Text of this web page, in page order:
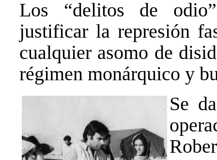
Los “delitos de
justificar la represión
cualquier asomo de
régimen monárquico y
Se